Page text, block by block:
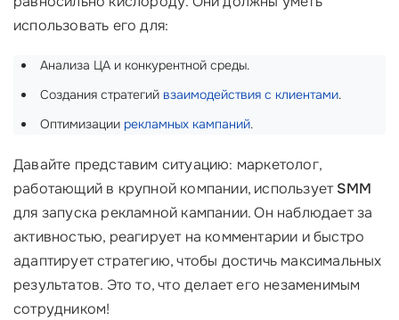
использовать его для:
Анализа ЦА и конкурентной среды.
Создания стратегий взаимодействия с клиентами.
Оптимизации рекламных кампаний.
Давайте представим ситуацию: маркетолог,
работающий в крупной компании, используетSMM
для запуска рекламной кампании. Он наблюдает за
активностью, реагирует на комментарии и быстро
адаптирует стратегию, чтобы достичь максимальных
результатов. Это то, что делает его незаменимым
сотрудником!